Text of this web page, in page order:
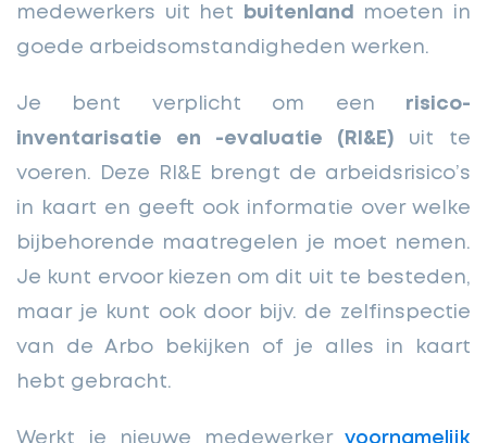
medewerkers uit het
buitenland
moeten in
goede arbeidsomstandigheden werken.
Je bent verplicht om een risico-
inventarisatie en -evaluatie (RI&E) uit te
voeren. Deze RI&E brengt de arbeidsrisico’s
in kaart en geeft ook informatie over welke
bijbehorende maatregelen je moet nemen.
Je kunt ervoor kiezen om dit uit te besteden,
maar je kunt ook door bijv. de zelfinspectie
van de Arbo bekijken of je alles in kaart
hebt gebracht.
Werkt je nieuwe medewerker voornamelijk